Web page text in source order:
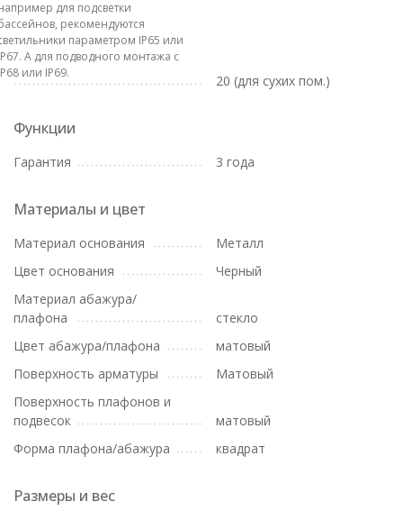
для подсветки
рекомендуются
параметром IP65 или
А для подводного монтажа с
или IP69.
20 (для сухих пом.)
Функции
Гарантия 3 года
Материалы и цвет
Материал основания
Металл
Цвет основания
Черный
Материал абажура/
плафона
стекло
Цвет абажура/плафона
матовый
Поверхность арматуры
Матовый
Поверхность плафонов и
подвесок
матовый
Форма плафона/абажура
квадрат
Размеры и вес